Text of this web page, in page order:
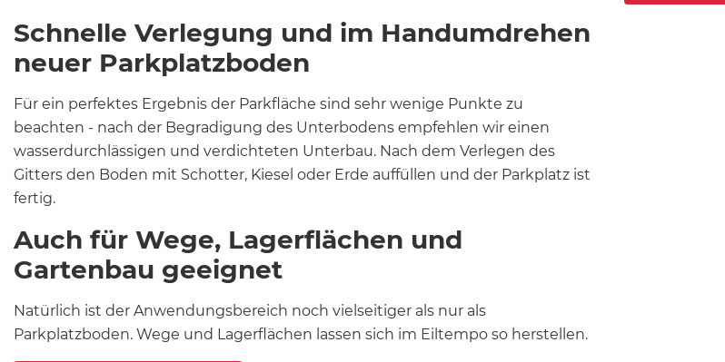
Schnelle Verlegung und im Handumdrehen
neuer Parkplatzboden
Für ein perfektes Ergebnis der Parkfläche sind sehr wenige Punkte zu
beachten - nach der Begradigung des Unterbodens empfehlen wir einen
wasserdurchlässigen und verdichteten Unterbau. Nach dem Verlegen des
Gitters den Boden mit Schotter, Kiesel oder Erde auffüllen und der Parkplatz ist
fertig.
Auch für Wege, Lagerflächen und
Gartenbau geeignet
Natürlich ist der Anwendungsbereich noch vielseitiger als nur als
Parkplatzboden. Wege und Lagerflächen lassen sich im Eiltempo so herstellen.